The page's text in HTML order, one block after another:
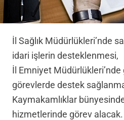
İl Sağlık Müdürlükleri’nde
idari işlerin desteklenmesi,
İl Emniyet
görevlerde destek
Kaymakamlıklar
hizmetlerinde görev alacak.